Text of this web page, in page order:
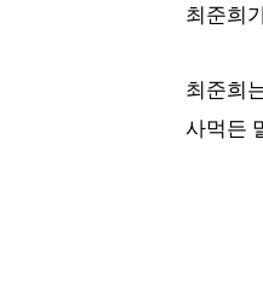
최준희
최준희
사먹든